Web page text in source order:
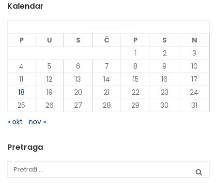
Kalendar
P
U S Č P S
N
1
2
3
4
5 6 7 8 9
10
11
12 13 14 15 16
17
18
19 20 21 22 23
24
25
26 27 28 29 30
31
« okt
nov »
Pretraga